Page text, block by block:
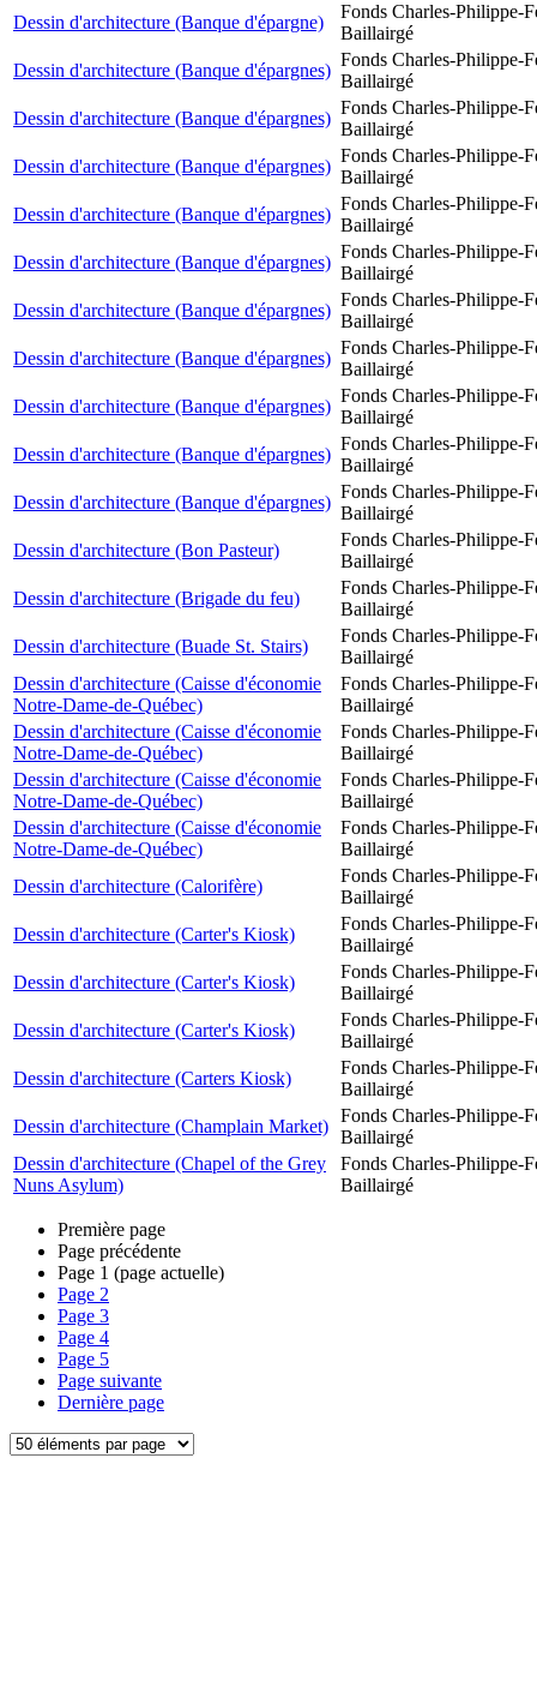
Dessin d'architecture (Banque d'épargne)
Fonds Charles-Philippe-
Baillairgé
Dessin d'architecture (Banque d'épargnes)
Fonds Charles-Philippe-
Baillairgé
Dessin d'architecture (Banque d'épargnes)
Fonds Charles-Philippe-
Baillairgé
Dessin d'architecture (Banque d'épargnes)
Fonds Charles-Philippe-
Baillairgé
Dessin d'architecture (Banque d'épargnes)
Fonds Charles-Philippe-
Baillairgé
Dessin d'architecture (Banque d'épargnes)
Fonds Charles-Philippe-
Baillairgé
Dessin d'architecture (Banque d'épargnes)
Fonds Charles-Philippe-
Baillairgé
Dessin d'architecture (Banque d'épargnes)
Fonds Charles-Philippe-
Baillairgé
Dessin d'architecture (Banque d'épargnes)
Fonds Charles-Philippe-
Baillairgé
Dessin d'architecture (Banque d'épargnes)
Fonds Charles-Philippe-
Baillairgé
Dessin d'architecture (Banque d'épargnes)
Fonds Charles-Philippe-
Baillairgé
Dessin d'architecture (Bon Pasteur)
Fonds Charles-Philippe-
Baillairgé
Dessin d'architecture (Brigade du feu)
Fonds Charles-Philippe-
Baillairgé
Dessin d'architecture (Buade St. Stairs)
Fonds Charles-Philippe-
Baillairgé
Dessin d'architecture (Caisse d'économie
Notre-Dame-de-Québec)
Fonds Charles-Philippe-
Baillairgé
Dessin d'architecture (Caisse d'économie
Notre-Dame-de-Québec)
Fonds Charles-Philippe-
Baillairgé
Dessin d'architecture (Caisse d'économie
Notre-Dame-de-Québec)
Fonds Charles-Philippe-
Baillairgé
Dessin d'architecture (Caisse d'économie
Notre-Dame-de-Québec)
Fonds Charles-Philippe-
Baillairgé
Dessin d'architecture (Calorifère)
Fonds Charles-Philippe-
Baillairgé
Dessin d'architecture (Carter's Kiosk)
Fonds Charles-Philippe-
Baillairgé
Dessin d'architecture (Carter's Kiosk)
Fonds Charles-Philippe-
Baillairgé
Dessin d'architecture (Carter's Kiosk)
Fonds Charles-Philippe-
Baillairgé
Dessin d'architecture (Carters Kiosk)
Fonds Charles-Philippe-
Baillairgé
Dessin d'architecture (Champlain Market)
Fonds Charles-Philippe-
Baillairgé
Dessin d'architecture (Chapel of the Grey
Nuns Asylum)
Fonds Charles-Philippe-
Baillairgé
Première page
Page précédente
Page 1 (page actuelle)
Page 2
Page 3
Page 4
Page 5
Page suivante
Dernière page